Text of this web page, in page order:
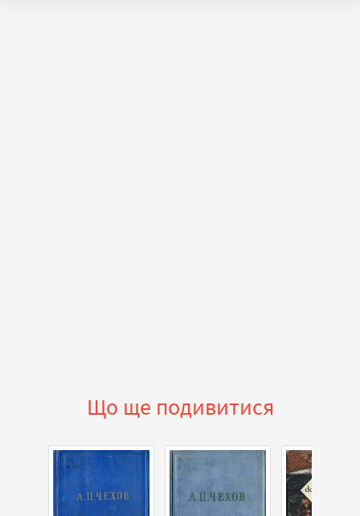
Що ще подивитися